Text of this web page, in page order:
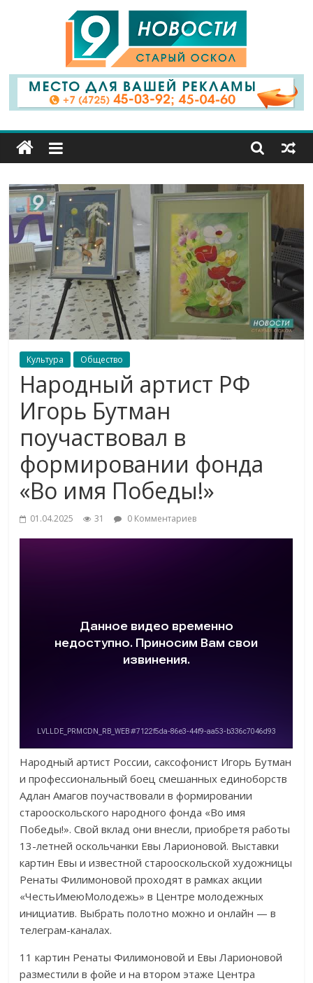
9
Канал
Старый
Оскол
Культура Общество
Народный артист РФ
Игорь Бутман
поучаствовал в
формировании фонда
«Во имя Победы!»
01.04.2025 31 0 Комментариев
Народный артист России, саксофонист Игорь Бутман
и профессиональный боец смешанных единоборств
Адлан Амагов поучаствовали в формировании
старооскольского народного фонда «Во имя
Победы!». Свой вклад они внесли, приобретя работы
13-летней оскольчанки Евы Ларионовой. Выставки
картин Евы и известной старооскольской художницы
Ренаты Филимоновой проходят в рамках акции
«ЧестьИмеюМолодежь» в Центре молодежных
инициатив. Выбрать полотно можно и онлайн — в
телеграм-каналах.
11 картин Ренаты Филимоновой и Евы Ларионовой
разместили в фойе и на втором этаже Центра